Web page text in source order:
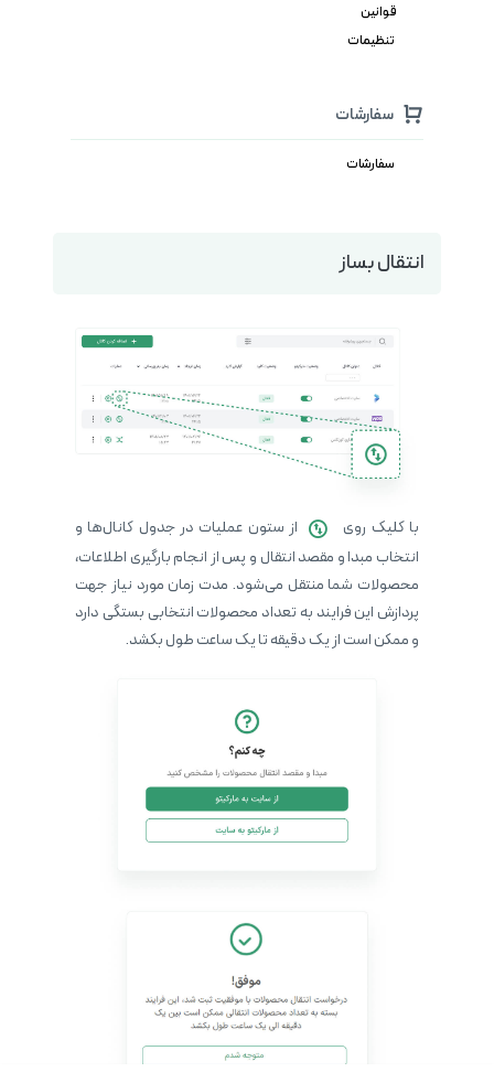
قوانین
تنظیمات
سفارشات
سفارشات
انتقال بساز
با کلیک روی
از ستون عملیات در جدول کانال‌ها و
انتخاب مبدا و مقصد انتقال و پس از انجام بارگیری اطلاعات،
محصولات شما منتقل می‌شود. مدت زمان مورد نیاز جهت
پردازش این فرایند به تعداد محصولات انتخابی بستگی دارد
و ممکن است از یک دقیقه تا یک ساعت طول بکشد.